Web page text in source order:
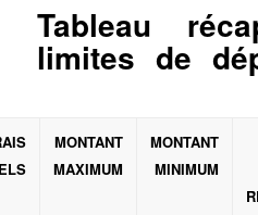
Tableau
limites de
MONTANT
MINIMUM
MONTANT
MAXIMUM